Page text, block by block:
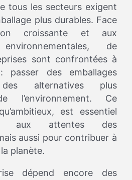
tous les secteurs exigent
plus durables. Face
croissante et aux
de
sont confrontées à
des emballages
alternatives plus
l’environnement. Ce
est essentiel
aux attentes des
aussi pour contribuer à
planète.
dépend encore des